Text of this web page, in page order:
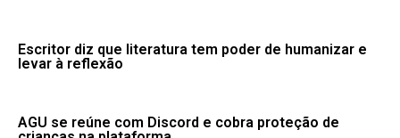
Escritor diz que literatura tem poder de humanizar e
levar à reflexão
AGU se reúne com Discord e cobra proteção de